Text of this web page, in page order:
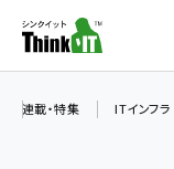
ン
連載・特集 ITインフラ